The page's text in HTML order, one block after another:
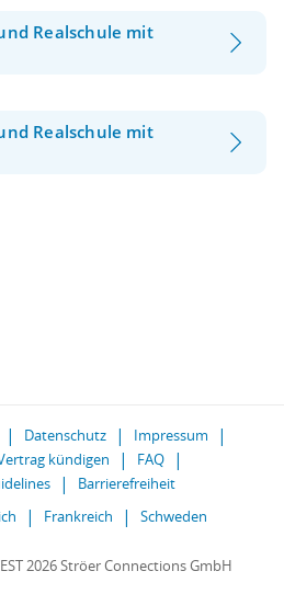
Realschule mit
Realschule mit
Datenschutz
Impressum
kündigen
FAQ
Barrierefreiheit
Frankreich Schweden
2026 Ströer Connections GmbH